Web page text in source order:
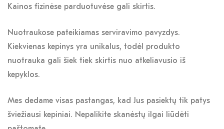
Kainos fizinėse parduotuvėse gali skirtis.
Nuotraukose pateikiamas serviravimo pavyzdys.
Kiekvienas kepinys yra unikalus, todėl produkto
nuotrauka gali šiek tiek skirtis nuo atkeliavusio iš
kepyklos.
Mes dedame visas pastangas, kad Jus pasiektų tik patys
šviežiausi kepiniai. Nepalikite skanėstų ilgai liūdėti